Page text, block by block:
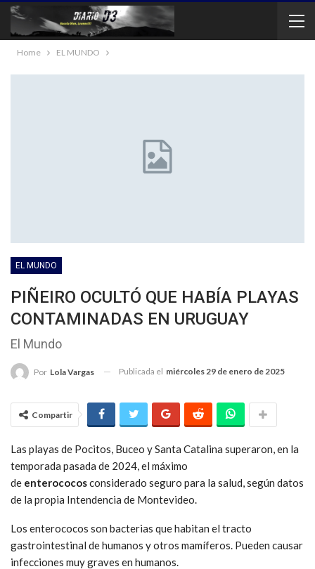
Home EL MUNDO
EL MUNDO
PIÑEIRO OCULTÓ QUE HABÍA PLAYAS
CONTAMINADAS EN URUGUAY
El Mundo
Por Lola Vargas Publicada el miércoles 29 de enero de 2025
Compartir
Las playas de Pocitos, Buceo y Santa Catalina superaron, en la
temporada pasada de 2024, el máximo
de enterococosconsiderado seguro para la salud, según datos
de la propia Intendencia de Montevideo.
Los enterococos son bacterias que habitan el tracto
gastrointestinal de humanos y otros mamíferos. Pueden causar
infecciones muy graves en humanos.